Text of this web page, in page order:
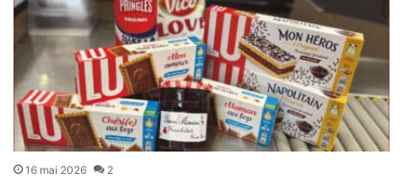
16 mai 2026 2